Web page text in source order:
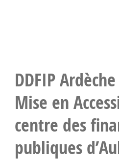
DDFIP Ardèche
Mise en
centre des
publiques